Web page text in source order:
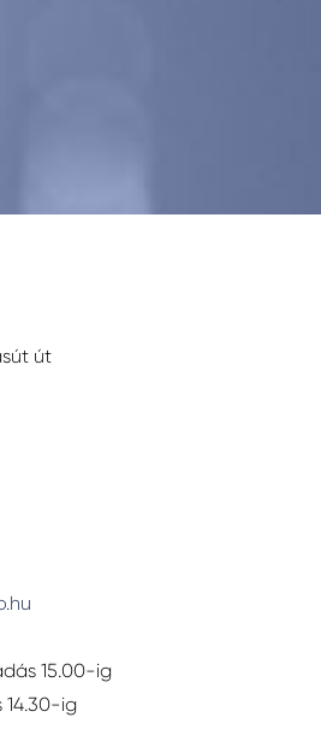
út
15.00-ig
14.30-ig